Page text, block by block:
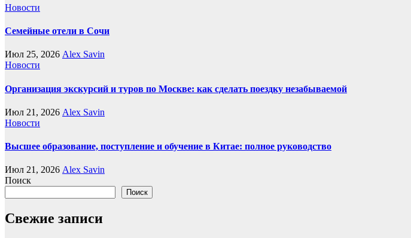
Новости
Семейные отели в Сочи
Июл 25, 2026 Alex Savin
Новости
Организация экскурсий и туров по Москве: как сделать поездку незабываемой
Июл 21, 2026 Alex Savin
Новости
Высшее образование, поступление и обучение в Китае: полное руководство
Июл 21, 2026 Alex Savin
Поиск
Поиск
Свежие записи